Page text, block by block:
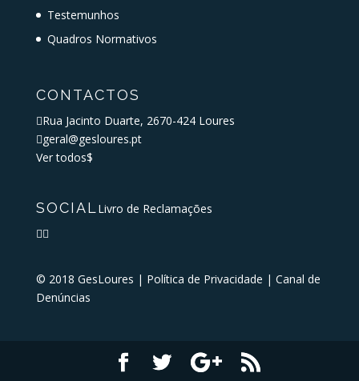
Testemunhos
Quadros Normativos
CONTACTOS
Rua Jacinto Duarte, 2670-424 Loures
geral@gesloures.pt
Ver todos$
SOCIAL

Livro de Reclamações
© 2018 GesLoures | Política de Privacidade | Canal de
Denúncias